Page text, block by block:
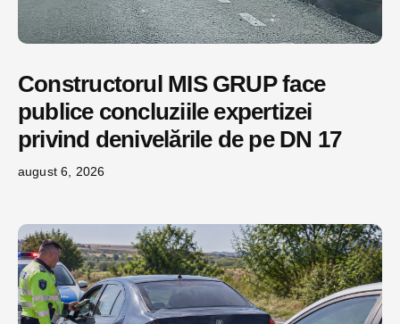
Constructorul MIS GRUP face
publice concluziile expertizei
privind denivelările de pe DN 17
august 6, 2026